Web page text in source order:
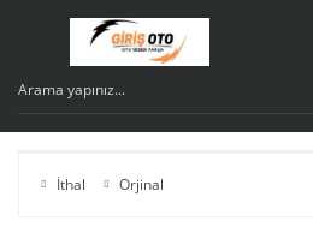
İthal Orjinal